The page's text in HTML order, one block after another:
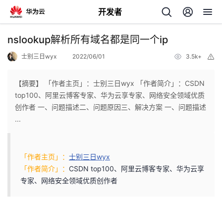
开发者
返
个
nslookup解析所有域名都是同一个ip
士别三日wyx 2022/06/01 3.5k+
【摘要】 「作者主页」：士别三日wyx 「作者简介」：CSDN
top100、阿里云博客专家、华为云享专家、网络安全领域优质
创作者 一、问题描述二、问题原因三、解决方案 一、问题描述
...
「作者主页」： 士别三日wyx
「作者简介」： CSDN top100、阿里云博客专家、华为云享
专家、网络安全领域优质创作者